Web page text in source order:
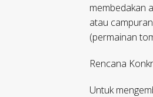
membedakan
atau
(permainan
Rencana
Untuk